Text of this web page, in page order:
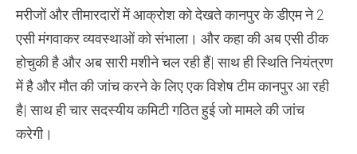
मरीजों और तीमारदारों में आक्रोश को देखते कानपुर के डीएम ने 2
एसी मंगवाकर व्यवस्थाओं को संभाला। और कहा की अब एसी ठीक
होचुकी है और अब सारी मशीने चल रही हैं| साथ ही स्थिति नियंत्रण
में है और मौत की जांच करने के लिए एक विशेष टीम कानपुर आ रही
है| साथ ही चार सदस्‍यीय कम‍िटी गठ‍ित हुई जो मामले की जांच
करेगी।